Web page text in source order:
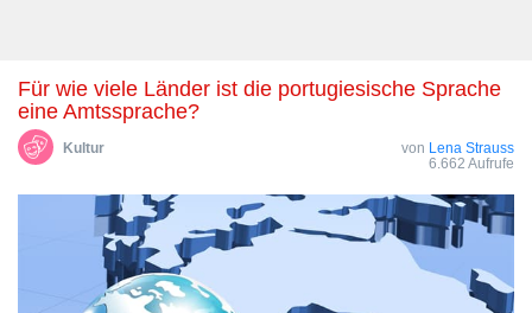
Für wie viele Länder ist die portugiesische Sprache
eine Amtssprache?
Kultur von Lena Strauss
6.662 Aufrufe